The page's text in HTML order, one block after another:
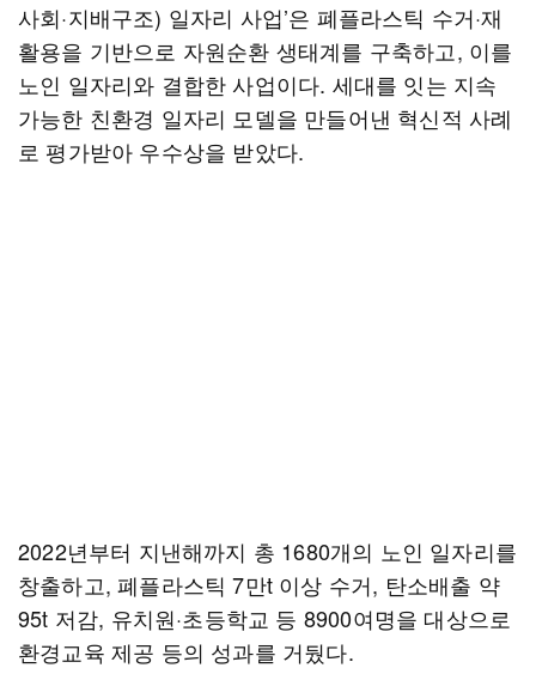
사회·지배구조) 일자리 사업’은 폐플라스틱 수거·재
활용을 기반으로 자원순환 생태계를 구축하고, 이를
노인 일자리와 결합한 사업이다. 세대를 잇는 지속
가능한 친환경 일자리 모델을 만들어낸 혁신적 사례
로 평가받아 우수상을 받았다.
2022년부터 지낸해까지 총 1680개의 노인 일자리를
창출하고, 폐플라스틱 7만t 이상 수거, 탄소배출 약
95t 저감, 유치원·초등학교 등 8900여명을 대상으로
환경교육 제공 등의 성과를 거뒀다.